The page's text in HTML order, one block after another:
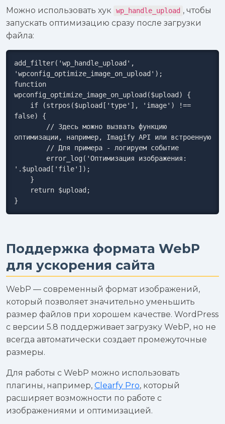
Можно использовать хук wp_handle_upload , чтобы
запускать оптимизацию сразу после загрузки
файла:
add_filter('wp_handle_upload',
'wpconfig_optimize_image_on_upload');
function
wpconfig_optimize_image_on_upload($upload) {
false) {
оптимизации, например, Imagify API или встроенную
'.$upload['file']);
}
Поддержка формата WebP
для ускорения сайта
WebP — современный формат изображений,
который позволяет значительно уменьшить
размер файлов при хорошем качестве. WordPress
с версии 5.8 поддерживает загрузку WebP, но не
всегда автоматически создает промежуточные
размеры.
Для работы с WebP можно использовать
плагины, например, Clearfy Pro, который
расширяет возможности по работе с
изображениями и оптимизацией.